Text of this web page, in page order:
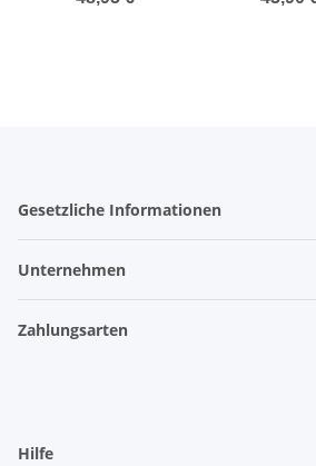
Gesetzliche Informationen
Unternehmen
Zahlungsarten
Hilfe